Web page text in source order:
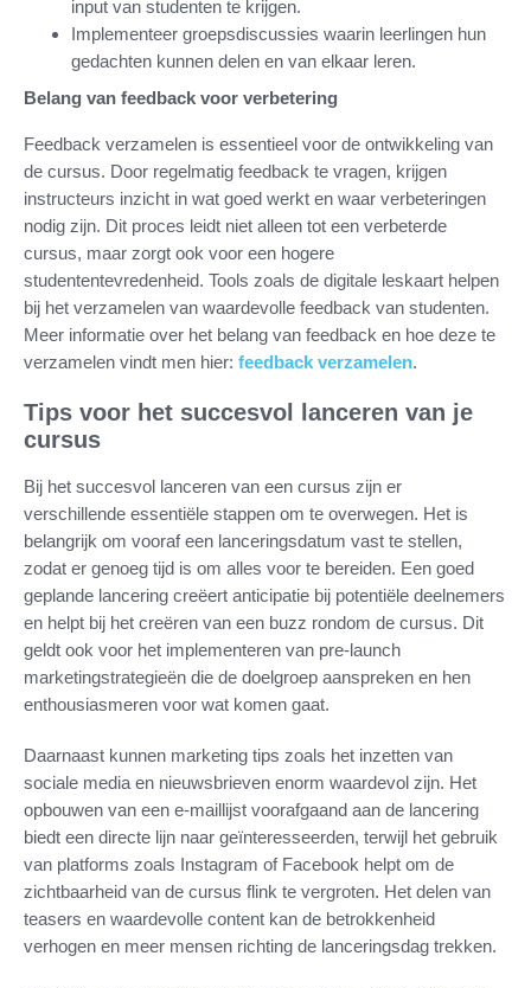
input van studenten te krijgen.
Implementeer groepsdiscussies waarin leerlingen hun
gedachten kunnen delen en van elkaar leren.
Belang van feedback voor verbetering
Feedback verzamelen is essentieel voor de ontwikkeling van
de cursus. Door regelmatig feedback te vragen, krijgen
instructeurs inzicht in wat goed werkt en waar verbeteringen
nodig zijn. Dit proces leidt niet alleen tot een verbeterde
cursus, maar zorgt ook voor een hogere
studententevredenheid. Tools zoals de digitale leskaart helpen
bij het verzamelen van waardevolle feedback van studenten.
Meer informatie over het belang van feedback en hoe deze te
verzamelen vindt men hier: feedback verzamelen.
Tips voor het succesvol lanceren van je
cursus
Bij het succesvol lanceren van een cursus zijn er
verschillende essentiële stappen om te overwegen. Het is
belangrijk om vooraf een lanceringsdatum vast te stellen,
zodat er genoeg tijd is om alles voor te bereiden. Een goed
geplande lancering creëert anticipatie bij potentiële deelnemers
en helpt bij het creëren van een buzz rondom de cursus. Dit
geldt ook voor het implementeren van pre-launch
marketingstrategieën die de doelgroep aanspreken en hen
enthousiasmeren voor wat komen gaat.
Daarnaast kunnen marketing tips zoals het inzetten van
sociale media en nieuwsbrieven enorm waardevol zijn. Het
opbouwen van een e-maillijst voorafgaand aan de lancering
biedt een directe lijn naar geïnteresseerden, terwijl het gebruik
van platforms zoals Instagram of Facebook helpt om de
zichtbaarheid van de cursus flink te vergroten. Het delen van
teasers en waardevolle content kan de betrokkenheid
verhogen en meer mensen richting de lanceringsdag trekken.